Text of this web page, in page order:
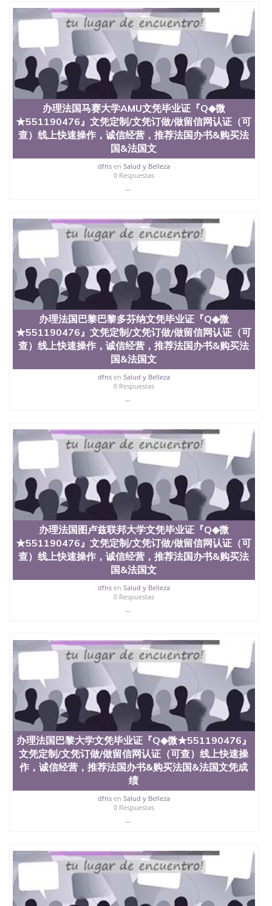
证551190476哪里可以办理澳洲毕业证551190476留
学生在哪里可以买假毕业证551190476哪里可以办理
加拿大毕业证551190476申请学校办理假的毕业证成
绩单可以吗551190476哪里可以办理水印成绩单
551190476哪里可以修改成绩单GPA分数551190476
假毕业证能查出来吗551190476假文凭网上能查到吗
551190476 如何拿到国外毕业证QQ微信551190476办
假大学毕业证QQ微信551190476国外毕业证去哪认证
QQ微信551190476找毕业证封皮QQ微信551190476国
外毕业证外壳定制QQ微信551190476快速代办国外毕
业证QQ微信551190476快速拿到国外文凭QQ微信
551190476国外留学文凭认证QQ微信551190476国外
文凭回国认证QQ微信551190476泰国文凭办理QQ微
信551190476法国留学回国证明QQ微信551190476 国
外烫金照片QQ微信551190476外国文凭在中国有用吗
QQ微信551190476德国留学回国证明QQ微信
551190476爱尔兰留学回国证明QQ微信551190476国
551190476国外本科毕业证怎么办理QQ微信
551190476国外大学文凭真制作QQ微信551190476办
国外文凭可找工作QQ微信551190476国外大学有毕业
证QQ微信551190476办理国外毕业证价格QQ微信
551190476国外编号查询QQ微信551190476办理国外
文凭要交定金吗QQ微信551190476办国外可查文凭
QQ微信551190476网上购买真文凭可信吗QQ微信
551190476学士学位证书查询机构QQ微信551190476
国外资格证书办理QQ微信551190476如何办理学历认
证QQ微信551190476海外文凭认证办理QQ微信
551190476 圣何塞州立大学（San Jose State
University, 又译为“圣荷西州立大学”）成立于1857
年，简称SJSU，是加州历史悠久的大学之一，也是美
西地区的公立大学之一。位于圣何塞市San Jose中
心，占地154公顷。它是一所位于加利福尼亚州的著
名综合性公立大学，它以极高的就业率，全美名列前
合性大学，每年有来自世界各地的成百上千的海外学
生前往求学。 至今，这是一所在世界上享有学术地
位、声誉、实习机会和影响力的高等教育机构，并获
誉为美国本科教育质量的核心代表。其计算机系与会
计系更是在当今美国大学教学排名中表现优异。其毕
业生大多可以在其所处地域的世界硅谷中心得到工作
机会。许多硅谷公司甚至在学生大三和大四的学期提
供许多相应科系的实习机会。无论是加州大学系统
(UC)，还是加州州立大学系统(CSU), 圣何塞州立大学
都占据着加州所有大学中的地理位置。 圣何塞州立大
学座落于硅谷(Silicon Valley), 于附近的旧金山-圣何塞
地区为全美的重要科技中心。约有学生三万人，超过
134种学士学科和65个硕士学科，并有来自世界60余
国的学生来此就读。其有名的科系如计算机科学，电
子工程学，工商管理学，艺术设计，和航空学等，深
定金下单； 3、公司确认到账转制作点做电子图；
4、电子图做好发给客户确认； 5、电子图确认好转成
品部做成品； 6、成品做好拍照或者视频确认再付余
款； 7、快递给客户（国内顺丰，国外DHL）。 三、
真实网上可查的证明材料 1、教育部学历学位认证，
留服真实存档可查，存档。 2、留学回国人员证明
（使馆认证），使馆网站真实存档可查。 3、留信网
真实可查认证办理，存档可查，终身受用。 四、办理
流程农业科学院、艺术与建筑学院、商学院、交流学
院、地球及物质科学院、教育学院、工程学院、健康
与人类发展学院、信息工程与科学学院、人文学院、
护理学院、科学学院等。学校的教育学院排名在全美
前十名，工学院排名在前十五名，且继续攀升中。纽
约大学为学生们提供本科、硕士及博士学位。学校的
专业课程包括：会计学、MBA、财务、教育、建筑工
程、经济、医学、护理、文学、音乐、生物学、统计
学、美术、电子工程、天文学、农业、环境污染控
理、材料科学、机械工程、航天工程、土木工程、数
学、化学、英语、社会科学、心理学、戏剧、市场营
销、机械工程、计算机科学、物理学、人工智能、商
科、金融专业 1、客户提供相关材料，确定客户办理
信息，给出操作方案； 2、补充毕业证成绩单等相关
办理法国马赛大学AMU文凭毕业证『Q◆微
★551190476』文凭定制/文凭订做/做留信网认证（可
查）线上快速操作，诚信经营，推荐法国办书&购买法
国&法国文
dfnsen Salud y Belleza
0 Respuestas
...
办理法国巴黎巴黎多芬纳文凭毕业证『Q◆微
★551190476』文凭定制/文凭订做/做留信网认证（可
查）线上快速操作，诚信经营，推荐法国办书&购买法
国&法国文
dfnsen Salud y Belleza
0 Respuestas
...
办理法国图卢兹联邦大学文凭毕业证『Q◆微
★551190476』文凭定制/文凭订做/做留信网认证（可
查）线上快速操作，诚信经营，推荐法国办书&购买法
国&法国文
dfnsen Salud y Belleza
0 Respuestas
...
办理法国巴黎大学文凭毕业证『Q◆微★551190476』
文凭定制/文凭订做/做留信网认证（可查）线上快速操
作，诚信经营，推荐法国办书&购买法国&法国文凭成
绩
dfnsen Salud y Belleza
0 Respuestas
...